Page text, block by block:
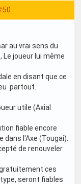
au vrai sens du
Le joueur lui même
en disant que ce
partout.
utile (Axial
fiable encore
dans l'Axe (Tougai).
de renouveler
ces
seront fiables